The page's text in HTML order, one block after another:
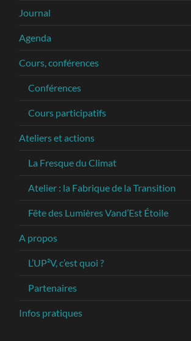
Journal
Agenda
Cours, conférences
Conférences
Cours participatifs
Ateliers et actions
La Fresque du Climat
Atelier : la Fabrique de la Transition
Fête des Lumières Vand’Est Étoile
A propos
L’UP²V, c’est quoi ?
Partenaires
Infos pratiques